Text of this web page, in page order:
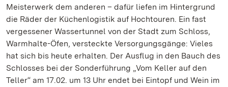
Meisterwerk dem anderen – dafür liefen im Hintergrund
die Räder der Küchenlogistik auf Hochtouren. Ein fast
vergessener Wassertunnel von der Stadt zum Schloss,
Warmhalte-Öfen, versteckte Versorgungsgänge: Vieles
hat sich bis heute erhalten. Der Ausflug in den Bauch des
Schlosses bei der Sonderführung „Vom Keller auf den
Teller“ am 17.02. um 13 Uhr endet bei Eintopf und Wein im